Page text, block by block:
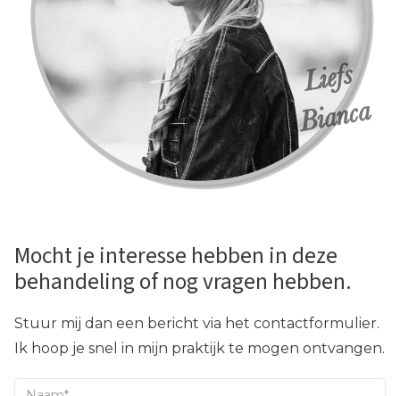
Mocht je interesse hebben in deze
behandeling of nog vragen hebben.
Stuur mij dan een bericht via het contactformulier.
Ik hoop je snel in mijn praktijk te mogen ontvangen.